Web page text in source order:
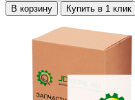
В корзину Купить в 1 клик